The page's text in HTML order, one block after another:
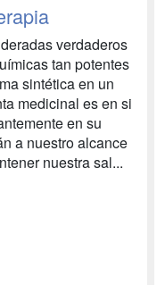
verdaderos
tan potentes
sintética en un
medicinal es en si
en su
a nuestro alcance
nuestra sal...